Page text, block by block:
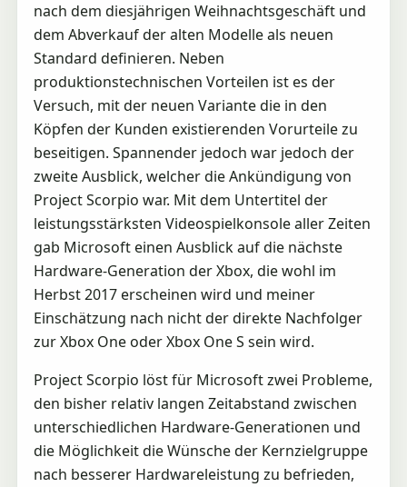
nach dem diesjährigen Weihnachtsgeschäft und
dem Abverkauf der alten Modelle als neuen
Standard definieren. Neben
produktionstechnischen Vorteilen ist es der
Versuch, mit der neuen Variante die in den
Köpfen der Kunden existierenden Vorurteile zu
beseitigen. Spannender jedoch war jedoch der
zweite Ausblick, welcher die Ankündigung von
Project Scorpio war. Mit dem Untertitel der
leistungsstärksten Videospielkonsole aller Zeiten
gab Microsoft einen Ausblick auf die nächste
Hardware-Generation der Xbox, die wohl im
Herbst 2017 erscheinen wird und meiner
Einschätzung nach nicht der direkte Nachfolger
zur Xbox One oder Xbox One S sein wird.
Project Scorpio löst für Microsoft zwei Probleme,
den bisher relativ langen Zeitabstand zwischen
unterschiedlichen Hardware-Generationen und
die Möglichkeit die Wünsche der Kernzielgruppe
nach besserer Hardwareleistung zu befrieden,